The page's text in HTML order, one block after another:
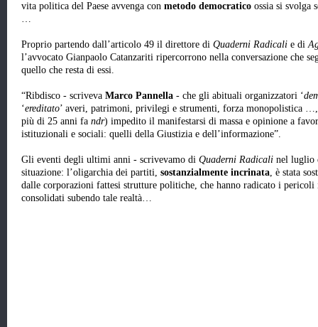
vita politica del Paese avvenga con metodo democratico ossia si svolga
…
Proprio partendo dall’articolo 49 il direttore di Quaderni Radicali e di
l’avvocato Gianpaolo Catanzariti ripercorrono nella conversazione che
quello che resta di essi.
“Ribdisco - scriveva Marco Pannella - che gli abituali organizzatori ‘
‘ereditato’ averi, patrimoni, privilegi e strumenti, forza monopolistica …,
più di 25 anni fa ndr) impedito il manifestarsi di massa e opinione a
istituzionali e sociali: quelli della Giustizia e dell’informazione”.
Gli eventi degli ultimi anni - scrivevamo di Quaderni Radicali nel luglio
situazione: l’oligarchia dei partiti, sostanzialmente incrinata, è stata
dalle corporazioni fattesi strutture politiche, che hanno radicato i pericoli
consolidati subendo tale realtà…